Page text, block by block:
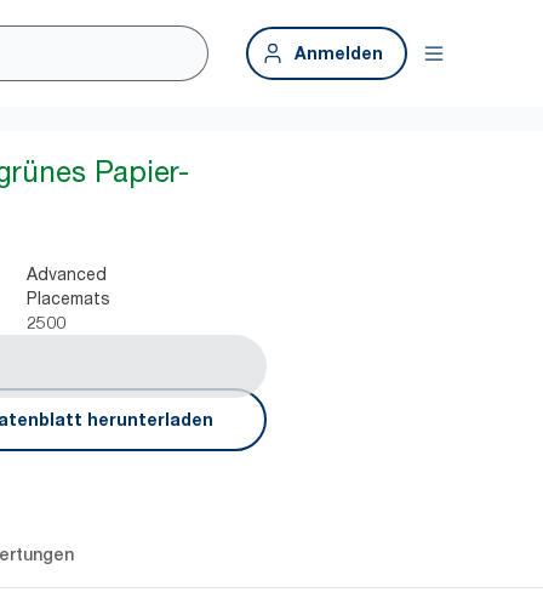
Anmelden
Papier-
Advanced
Placemats
2500
herunterladen